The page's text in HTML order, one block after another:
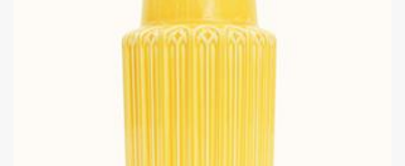
Candeeiro Peixe - Escultura "MAR"